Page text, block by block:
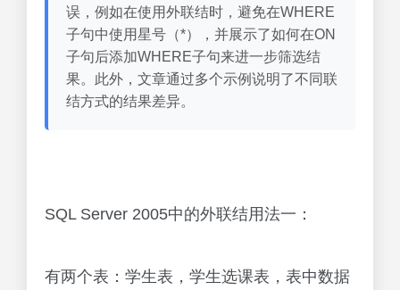
误，例如在使用外联结时，避免在WHERE
子句中使用星号（*），并展示了如何在ON
子句后添加WHERE子句来进一步筛选结
果。此外，文章通过多个示例说明了不同联
结方式的结果差异。
SQL Server 2005中的外联结用法一：
有两个表：学生表，学生选课表，表中数据